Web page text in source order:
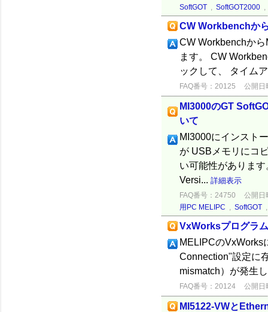
SoftGOT , SoftGOT2000
CW Workbenchか
CW Workbenchか
ます。 CW
ックして、 タイム
FAQ番号：20125 公開日
MI3000のGT
いて
MI3000にインスト
が USBメモリにコ
い可能性がありま
Versi... 詳細表示
FAQ番号：24750
公開日
用PC MELIPC , SoftGOT
VxWorksプログラ
MELIPCのVxWorks
Connection"設定に
mismatch）が発生
FAQ番号：20124 公開日
MI5122-VWと